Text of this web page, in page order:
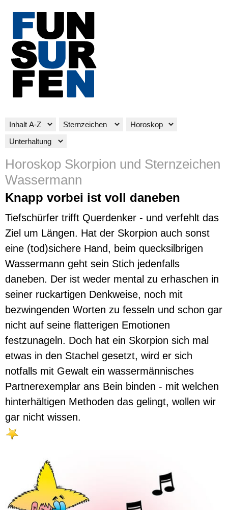
Horoskop Skorpion und Sternzeichen
Wassermann
Knapp vorbei ist voll daneben
Tiefschürfer trifft Querdenker - und verfehlt das
Ziel um Längen. Hat der Skorpion auch sonst
eine (tod)sichere Hand, beim quecksilbrigen
Wassermann geht sein Stich jedenfalls
daneben. Der ist weder mental zu erhaschen in
seiner ruckartigen Denkweise, noch mit
bezwingenden Worten zu fesseln und schon gar
nicht auf seine flatterigen Emotionen
festzunageln. Doch hat ein Skorpion sich mal
etwas in den Stachel gesetzt, wird er sich
notfalls mit Gewalt ein wassermännisches
Partnerexemplar ans Bein binden - mit welchen
hinterhältigen Methoden das gelingt, wollen wir
gar nicht wissen.